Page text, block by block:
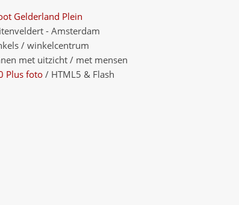
Gelderland Plein
- Amsterdam
/ winkelcentrum
met uitzicht / met mensen
Plus foto / HTML5 & Flash